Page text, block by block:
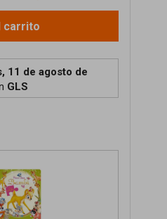
carrito
11 de agosto de
GLS